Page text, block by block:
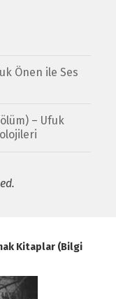
Önen ile Ses
– Ufuk
Kitaplar (Bilgi